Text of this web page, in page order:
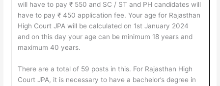
will have to pay ₹ 550 and SC / ST and PH candidates will
have to pay ₹ 450 application fee. Your age for Rajasthan
High Court JPA will be calculated on 1st January 2024
and on this day your age can be minimum 18 years and
maximum 40 years.
There are a total of 59 posts in this. For Rajasthan High
Court JPA, it is necessary to have a bachelor’s degree in